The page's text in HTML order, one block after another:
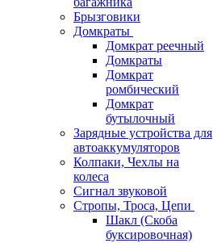
Брызговики
Домкраты
Домкрат реечный
Домкраты
Домкрат
ромбический
Домкрат
бутылочный
Зарядные устройства для
автоаккумуляторов
Колпаки, Чехлы на
колеса
Сигнал звуковой
Стропы, Троса, Цепи
Шакл (Скоба
буксировочная)